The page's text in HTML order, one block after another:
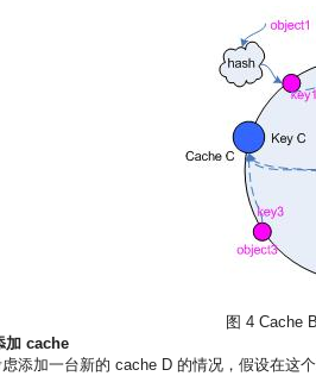
图 4 Cache
加 cache
添加一台新的 cache D 的情况，假设在这